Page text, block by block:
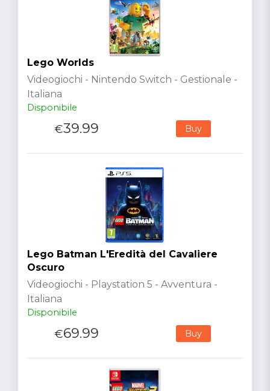
Lego Worlds
Videogiochi - Nintendo Switch - Gestionale -
Italiana
Disponibile
€39.99 Buy
Lego Batman L'Eredità del Cavaliere
Oscuro
Videogiochi - Playstation 5 - Avventura -
Italiana
Disponibile
€69.99 Buy